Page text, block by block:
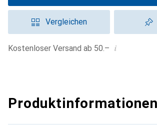
Vergleichen
Kostenloser Versand ab 50.– i
Produktinformationen